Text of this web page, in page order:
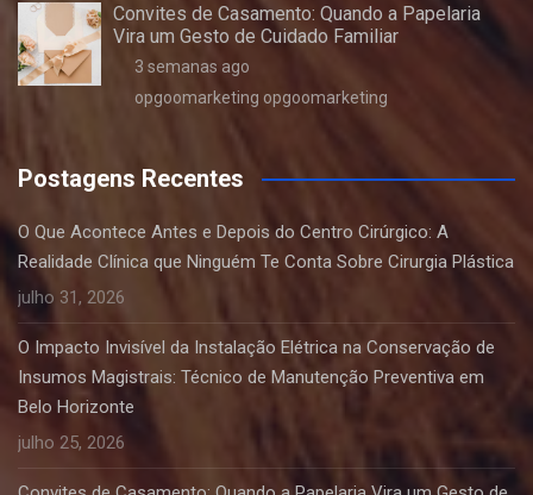
Convites de Casamento: Quando a Papelaria
Vira um Gesto de Cuidado Familiar
3 semanas ago
opgoomarketing opgoomarketing
Postagens Recentes
O Que Acontece Antes e Depois do Centro Cirúrgico: A
Realidade Clínica que Ninguém Te Conta Sobre Cirurgia Plástica
julho 31, 2026
O Impacto Invisível da Instalação Elétrica na Conservação de
Insumos Magistrais: Técnico de Manutenção Preventiva em
Belo Horizonte
julho 25, 2026